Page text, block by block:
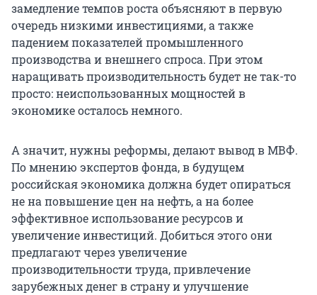
замедление темпов роста объясняют в первую
очередь низкими инвестициями, а также
падением показателей промышленного
производства и внешнего спроса. При этом
наращивать производительность будет не так-то
просто: неиспользованных мощностей в
экономике осталось немного.
А значит, нужны реформы, делают вывод в МВФ.
По мнению экспертов фонда, в будущем
российская экономика должна будет опираться
не на повышение цен на нефть, а на более
эффективное использование ресурсов и
увеличение инвестиций. Добиться этого они
предлагают через увеличение
производительности труда, привлечение
зарубежных денег в страну и улучшение